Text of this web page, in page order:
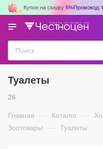
Купон на скидку 5%Промокод:
Туалеты
26
Главная — Каталог —
Зоотовары — Туалеты